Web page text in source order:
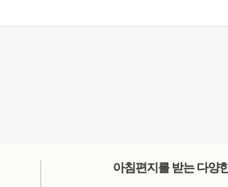
아침편지를 받는 다양